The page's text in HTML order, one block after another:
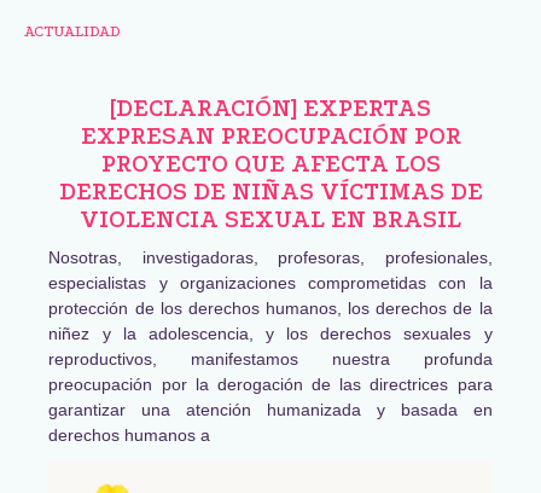
ACTUALIDAD
[DECLARACIÓN] EXPERTAS
EXPRESAN PREOCUPACIÓN POR
PROYECTO QUE AFECTA LOS
DERECHOS DE NIÑAS VÍCTIMAS DE
VIOLENCIA SEXUAL EN BRASIL
Nosotras, investigadoras, profesoras, profesionales,
especialistas y organizaciones comprometidas con la
protección de los derechos humanos, los derechos de la
niñez y la adolescencia, y los derechos sexuales y
reproductivos, manifestamos nuestra profunda
preocupación por la derogación de las directrices para
garantizar una atención humanizada y basada en
derechos humanos a